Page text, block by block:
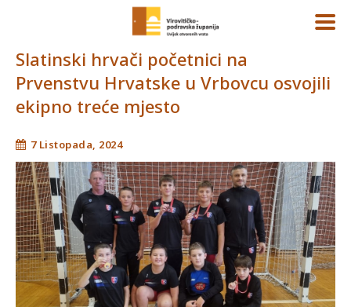
Slatinski hrvači početnici na
Prvenstvu Hrvatske u Vrbovcu osvojili
ekipno treće mjesto
7 Listopada, 2024